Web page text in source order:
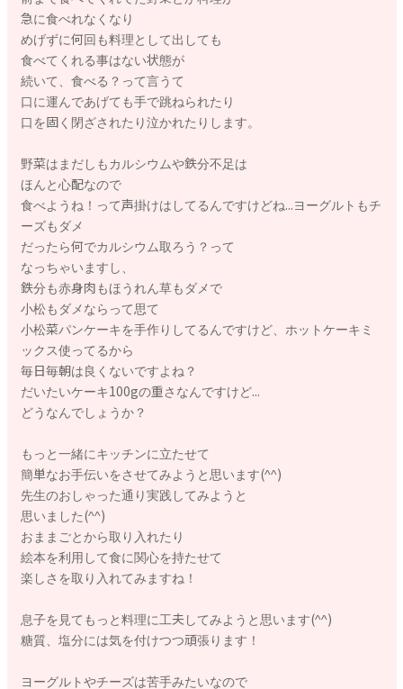
私の子供も偏食少食タイプでしたのでボブさんのお気持ちとて
もよくわかります。
食べてくれないと不安な気持ちになったり、つい自分やお子さ
んを責めてしまうこともあるかと思いますが、親御さんもお子
さんも、どちらも食べられず（食べてもらえず）辛い思いをし
ているのは一緒なのですよね。
食事はボブさんの無理のない範囲で良いので、お子さんが食べ
焦らずトライ＆エラーを繰り返しながら進めていきましょう
ね。
好き嫌いの多いお子さんの場合には、新しい食材に対する警戒
心も強い傾向があるので、食べさせる前に、匂いだけをかがせ
たり、食材に触れてみたり、親御さんが目の前でおいしそうに
食べる様子を見せたり、
一緒におままごとをしたり、乳幼児向けの食育の絵本や動画を
みせたり遊びの要素も取り入れながら、少しずつ食材や料理に
対する警戒心や苦手意識を減らしていけると効果的です。
食事の時間を楽しい気持ちで過ごしてもらうために、食器や食
具をお子さんの好きなキャラクターなどに代えてみるのもおす
すめですよ。
また、言語発達が進んでいくとお子さん自身が「こういうとこ
ろが苦手」「こうすれば食べられるかも」などコミュニケーシ
ョンをとりながら調理法などを工夫していくこともできるよう
になります。
また、いままで沢山の偏食少食のお子さんを持つ親御さんのご
相談を受けてきましたし、私自身の子育て経験からも言えるの
ですが、どんなお子さんでも成長とともに味覚や感覚なども発
て、必ず食べられるものや食事量は徐々に増えていきます。
不安になったり気持ちが落ち込んできたら「今はこういう時
急に食べれなくなり
めげずに何回も料理として出しても
食べてくれる事はない状態が
続いて、食べる？って言うて
口に運んであげても手で跳ねられたり
口を固く閉ざされたり泣かれたりします。
野菜はまだしもカルシウムや鉄分不足は
ほんと心配なので
食べようね！って声掛けはしてるんですけどね...ヨーグルトもチ
ーズもダメ
だったら何でカルシウム取ろう？って
なっちゃいますし、
鉄分も赤身肉もほうれん草もダメで
小松もダメならって思て
小松菜パンケーキを手作りしてるんですけど、ホットケーキミ
ックス使ってるから
毎日毎朝は良くないですよね？
だいたいケーキ100gの重さなんですけど...
どうなんでしょうか？
もっと一緒にキッチンに立たせて
簡単なお手伝いをさせてみようと思います(^^)
先生のおしゃった通り実践してみようと
思いました(^^)
おままごとから取り入れたり
絵本を利用して食に関心を持たせて
楽しさを取り入れてみますね！
息子を見てもっと料理に工夫してみようと思います(^^)
糖質、塩分には気を付けつつ頑張ります！
ヨーグルトやチーズは苦手みたいなので